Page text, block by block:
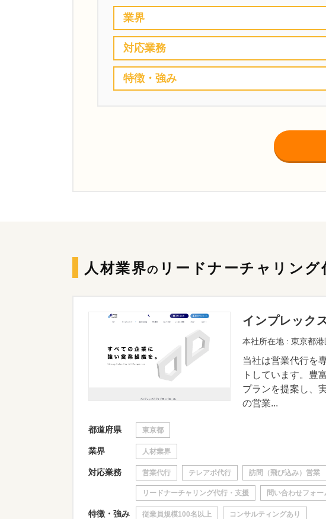
業界
対応業務
特徴・強み
人材業界の リードナーチャリング
インプレック
本社所在地 : 東京都
当社は営業代行を
トしています。豊
プランを提案し、
の営業...
都道府県 東京都
業界 人材業界
対応業務 営業代行 テレアポ代行 訪問（飛び込み）営業
リードナーチャリング代行・支援 問い合わせフォ
特徴・強み 従業員規模100名以上 コンサルティングあり